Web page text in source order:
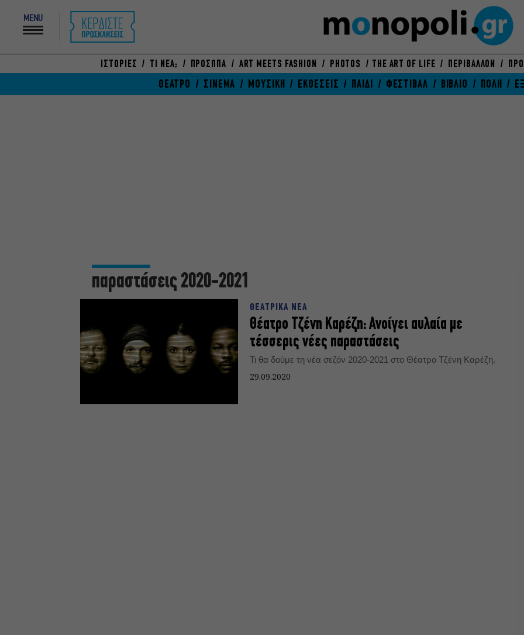
MENU
ΙΣΤΟΡΙΕΣ ΤΙ ΝΕΑ; ΠΡΟΣΩΠΑ ART MEETS FASHION PHOTOS THE ART OF LIFE ΠΕΡΙΒΑΛΛΟΝ
ΘΕΑΤΡΟ ΣΙΝΕΜΑ ΜΟΥΣΙΚΗ ΕΚΘΕΣΕΙΣ ΠΑΙΔΙ ΦΕΣΤΙΒΑΛ ΒΙΒΛΙΟ ΠΟΛΗ
παραστάσεις 2020-2021
ΘΕΑΤΡΙΚΑ ΝΕΑ
Θέατρο Τζένη Καρέζη: Ανοίγει αυλαία με
τέσσερις νέες παραστάσεις
Τι θα δούμε τη νέα σεζόν 2020-2021 στο Θέατρο Τζένη Καρέζη.
29.09.2020